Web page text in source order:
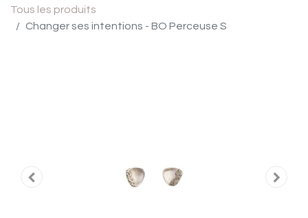
Tous les produits
Changer ses intentions - BO Perceuse S